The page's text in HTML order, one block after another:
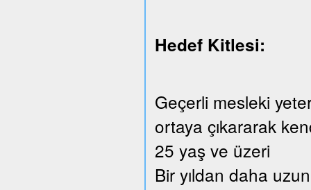
Hedef Kitlesi:
Geçerli mesleki
ortaya çıkararak
25 yaş ve üzeri
Bir yıldan daha